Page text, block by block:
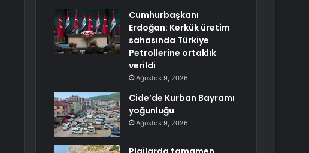
Cumhurbaşkanı
Erdoğan: Kerkük üretim
sahasında Türkiye
Petrollerine ortaklık
verildi
Ağustos 9, 2026
Cide’de Kurban Bayramı
yoğunluğu
Ağustos 9, 2026